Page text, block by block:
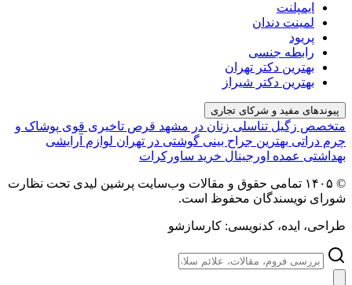
ایمپلنت
لمینت دندان
پریود
رابطه جنسی
بهترین دکتر تهران
بهترین دکتر شیراز
پیوندهای مفید و شرکای تجاری
متخصص زگیل تناسلی زنان در مشهد قرص تاخیری قوی پوشاک و
چرم دراتی بهترین جراح بینی گوشتی در تهران لوازم آرایشی
بهداشتی عمده اورجینال خرید ساورکرات
© ۱۴۰۵ تمامی حقوق و مقالات وب‌سایت پرشین لیدی تحت نظارت
شورای نویسندگان محفوظ است.
طراحی، ایده، کدنویسی: کارسازشو